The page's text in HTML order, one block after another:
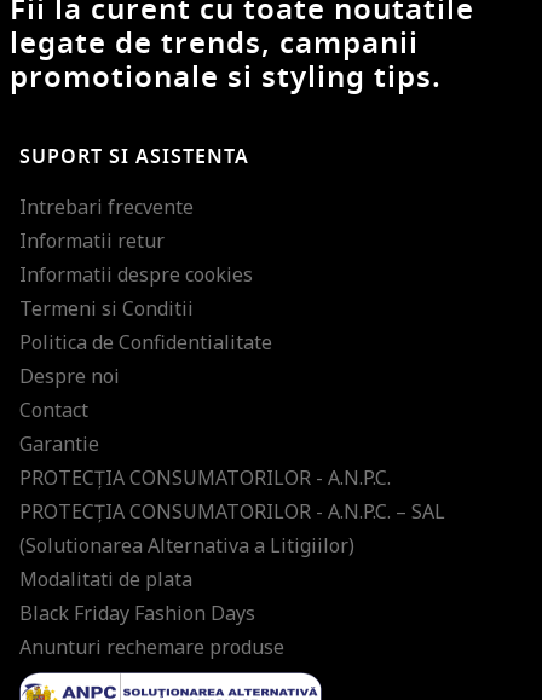
Fii la curent cu toate noutatile
legate de trends, campanii
promotionale si styling tips.
SUPORT SI ASISTENTA
Intrebari frecvente
Informatii retur
Informatii despre cookies
Termeni si Conditii
Politica de Confidentialitate
Despre noi
Contact
Garantie
PROTECŢIA CONSUMATORILOR - A.N.P.C.
PROTECŢIA CONSUMATORILOR - A.N.P.C. – SAL
(Solutionarea Alternativa a Litigiilor)
Modalitati de plata
Black Friday Fashion Days
Anunturi rechemare produse